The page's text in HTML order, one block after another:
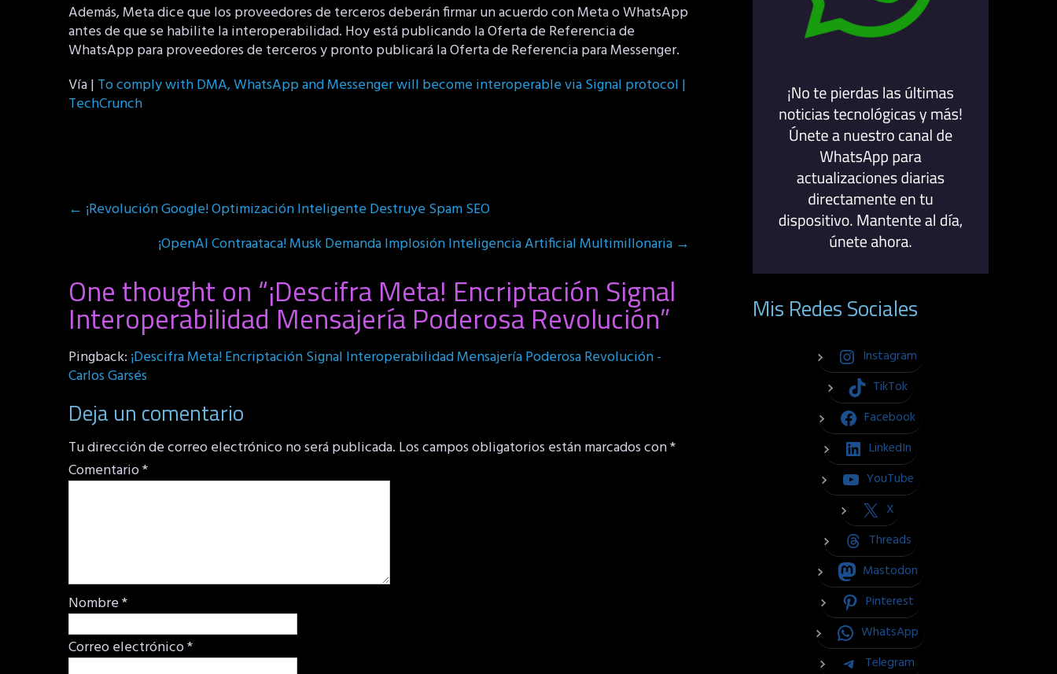
Además, Meta dice que los proveedores de terceros deberán firmar un acuerdo con Meta o WhatsApp
antes de que se habilite la interoperabilidad. Hoy está publicando la Oferta de Referencia de
WhatsApp para proveedores de terceros y pronto publicará la Oferta de Referencia para Messenger.
Vía | To comply with DMA, WhatsApp and Messenger will become interoperable via Signal protocol |
TechCrunch
Post
navigation
← ¡Revolución Google! Optimización Inteligente Destruye Spam SEO
¡OpenAI Contraataca! Musk Demanda Implosión Inteligencia Artificial Multimillonaria →
One thought on “¡Descifra Meta! Encriptación Signal
Interoperabilidad Mensajería Poderosa Revolución”
Pingback: ¡Descifra Meta! Encriptación Signal Interoperabilidad Mensajería Poderosa Revolución -
Carlos Garsés
Deja un comentario
Tu dirección de correo electrónico no será publicada. Los campos obligatorios están marcados con*
Comentario*
Nombre*
Correo electrónico*
Mis Redes Sociales
Instagram
TikTok
Facebook
LinkedIn
YouTube
X
Threads
Mastodon
Pinterest
WhatsApp
Telegram